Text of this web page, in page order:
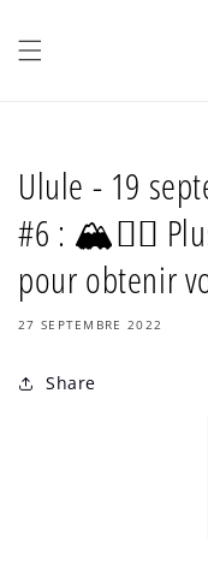
au
Ulule - 19
#6 : 🏔🏃‍♀️
pour obtenir
27 SEPTEMBRE 2022
Share